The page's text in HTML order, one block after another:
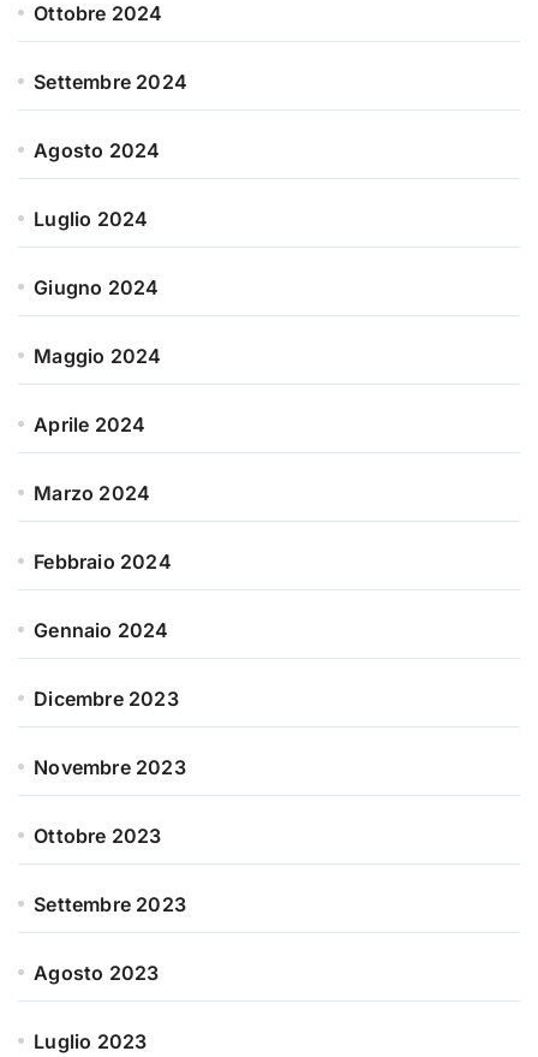
Ottobre 2024
Settembre 2024
Agosto 2024
Luglio 2024
Giugno 2024
Maggio 2024
Aprile 2024
Marzo 2024
Febbraio 2024
Gennaio 2024
Dicembre 2023
Novembre 2023
Ottobre 2023
Settembre 2023
Agosto 2023
Luglio 2023